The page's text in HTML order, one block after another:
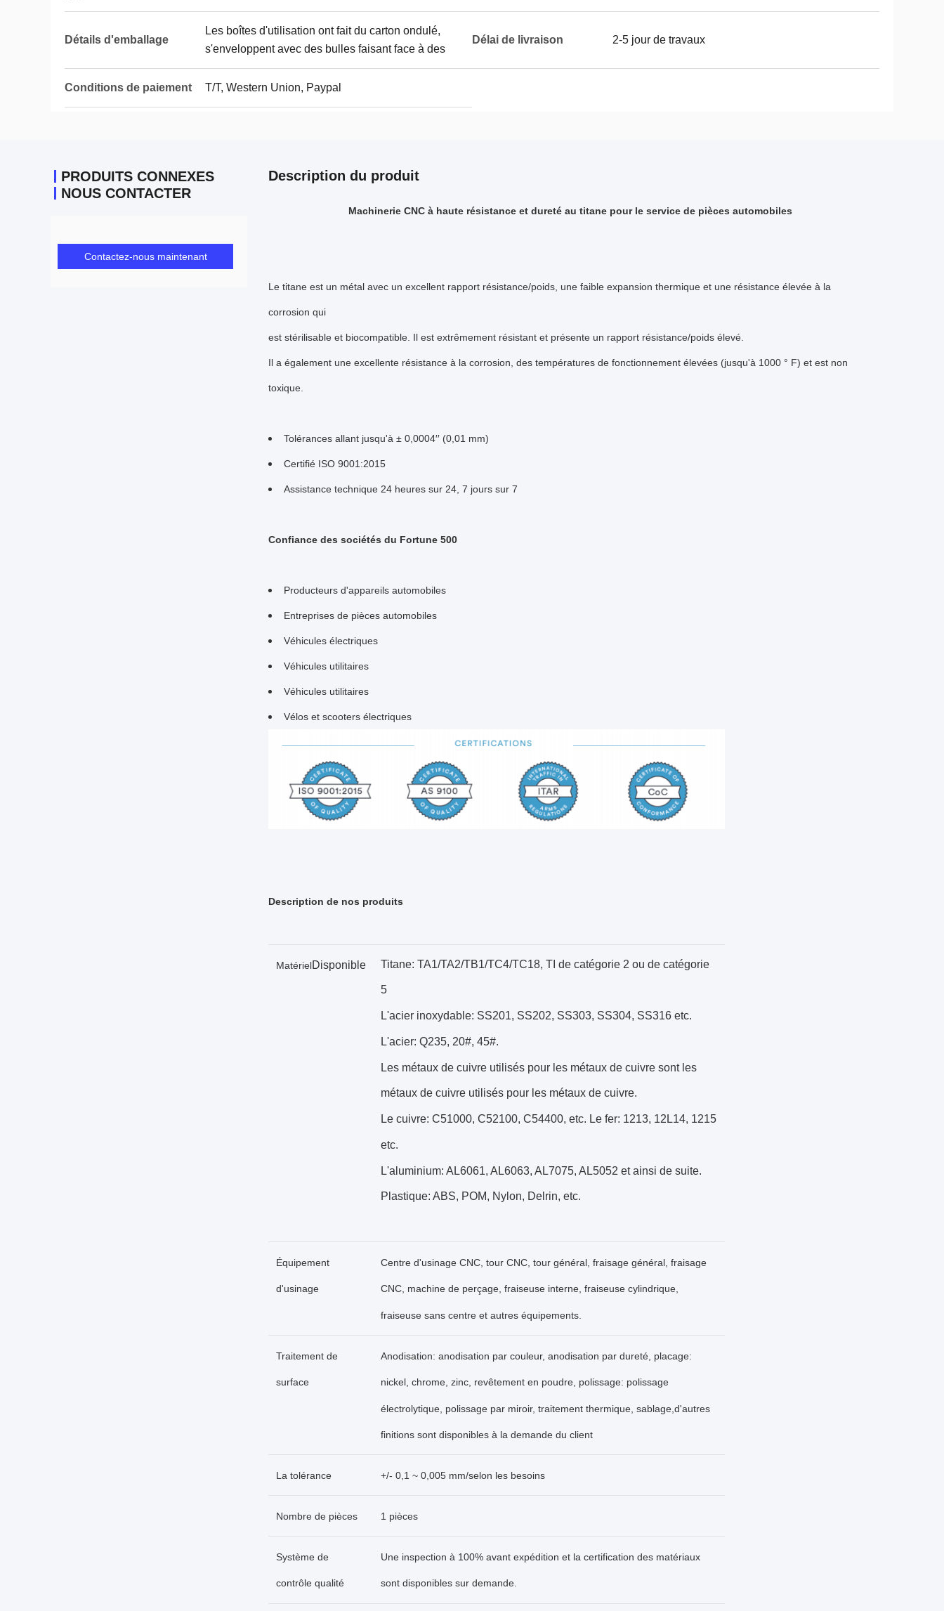
Détails d'emballage
Les boîtes d'utilisation ont fait du carton ondulé,
s'enveloppent avec des bulles faisant face à des
Délai de livraison 2-5 jour de travaux
Conditions de paiement T/T, Western Union, Paypal
PRODUITS CONNEXES
NOUS CONTACTER
Contactez-nous maintenant
Description du produit
Machinerie CNC à haute résistance et dureté au titane pour le service de pièces automobiles
Le titane est un métal avec un excellent rapport résistance/poids, une faible expansion thermique et une résistance élevée à la
corrosion qui
est stérilisable et biocompatible. Il est extrêmement résistant et présente un rapport résistance/poids élevé.
Il a également une excellente résistance à la corrosion, des températures de fonctionnement élevées (jusqu'à 1000 ° F) et est non
toxique.
Tolérances allant jusqu'à ± 0,0004′′ (0,01 mm)
Certifié ISO 9001:2015
Assistance technique 24 heures sur 24, 7 jours sur 7
Confiance des sociétés du Fortune 500
Producteurs d'appareils automobiles
Entreprises de pièces automobiles
Véhicules électriques
Véhicules utilitaires
Véhicules utilitaires
Vélos et scooters électriques
Description de nos produits
MatérielDisponible Titane: TA1/TA2/TB1/TC4/TC18, TI de catégorie 2 ou de catégorie
5
L'acier inoxydable: SS201, SS202, SS303, SS304, SS316 etc.
L'acier: Q235, 20#, 45#.
Les métaux de cuivre utilisés pour les métaux de cuivre sont les
métaux de cuivre utilisés pour les métaux de cuivre.
Le cuivre: C51000, C52100, C54400, etc. Le fer: 1213, 12L14, 1215
etc.
L'aluminium: AL6061, AL6063, AL7075, AL5052 et ainsi de suite.
Plastique: ABS, POM, Nylon, Delrin, etc.
Équipement
d'usinage
Centre d'usinage CNC, tour CNC, tour général, fraisage général, fraisage
CNC, machine de perçage, fraiseuse interne, fraiseuse cylindrique,
fraiseuse sans centre et autres équipements.
Traitement de
surface
Anodisation: anodisation par couleur, anodisation par dureté, placage:
nickel, chrome, zinc, revêtement en poudre, polissage: polissage
électrolytique, polissage par miroir, traitement thermique, sablage,d'autres
finitions sont disponibles à la demande du client
La tolérance +/- 0,1 ~ 0,005 mm/selon les besoins
Nombre de pièces 1 pièces
Système de
contrôle qualité
Une inspection à 100% avant expédition et la certification des matériaux
sont disponibles sur demande.